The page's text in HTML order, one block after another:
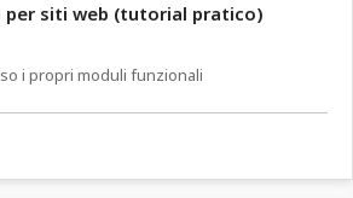
per siti web (tutorial pratico)
i propri moduli funzionali